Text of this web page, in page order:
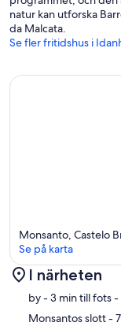
natur kan utforska
da Malcata.
Se fler fritidshus i
Monsanto, Castelo
Se på karta
I närheten
by- 3 min till fots-
Monsantos slott-